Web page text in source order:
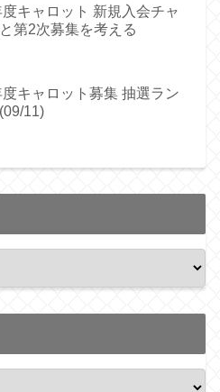
キャロット 新規入会チャ
第2次募集を考える
キャロット募集 抽選ラン
11)